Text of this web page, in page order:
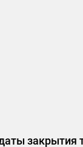
закрытия